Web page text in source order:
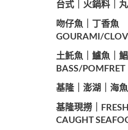
台式｜火鍋料｜
️吻仔魚｜丁香魚
GOURAMI/
土魠魚｜鱸魚｜鯧
BASS/POMFRET
基隆｜澎湖｜海魚
基隆現撈｜
CAUGHT